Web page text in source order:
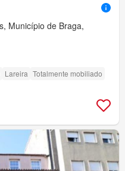
Município de Braga,
Lareira Totalmente mobiliado